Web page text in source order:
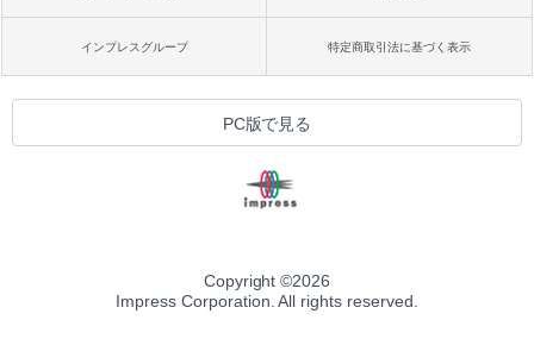
インプレスグループ 特定商取引法に基づく表示
PC版で見る
Copyright ©2026
Impress Corporation. All rights reserved.